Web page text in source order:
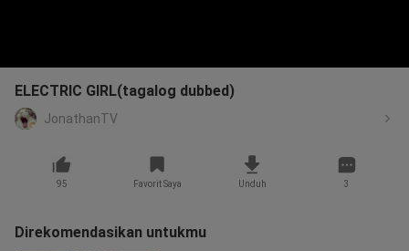
ELECTRIC GIRL(tagalog dubbed)
JonathanTV
95 Favorit Saya Unduh 3
Direkomendasikan untukmu